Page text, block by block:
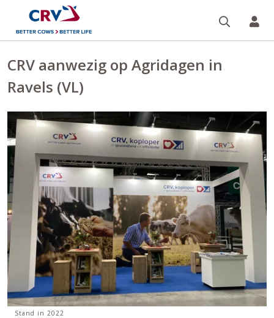
CRV aanwezig op Agridagen in
Ravels (VL)
Stand in 2022